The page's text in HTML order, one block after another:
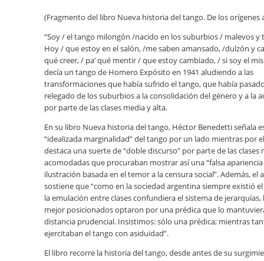
(Fragmento del libro Nueva historia del tango. De los orígenes
“Soy / el tango milongón /nacido en los suburbios / malevos y
Hoy / que estoy en el salón, /me saben amansado, /dulzón y
qué creer, / pa’ qué mentir / que estoy cambiado, / si soy el
decía un tango de Homero Expósito en 1941 aludiendo a las
transformaciones que había sufrido el tango, que había
relegado de los suburbios a la consolidación del género y a la
por parte de las clases media y alta.
En su libro Nueva historia del tango, Héctor Benedetti señala
“idealizada marginalidad” del tango por un lado mientras por
destaca una suerte de “doble discurso” por parte de las clases
acomodadas que procuraban mostrar así una “falsa
ilustración basada en el temor a la censura social”. Además, el
sostiene que “como en la sociedad argentina siempre existió
la emulación entre clases confundiera el sistema de
mejor posicionados optaron por una prédica que lo
distancia prudencial. Insistimos: sólo una prédica; mientras
ejercitaban el tango con asiduidad”.
El libro recorre la historia del tango, desde antes de su